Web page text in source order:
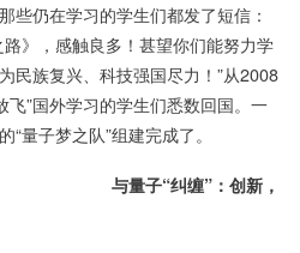
些仍在学习的学生们都发了短信：
》，感触良多！甚望你们能努力学
民族复兴、科技强国尽力！”从2008
”国外学习的学生们悉数回国。一
量子梦之队”组建完成了。
缠”：创新，